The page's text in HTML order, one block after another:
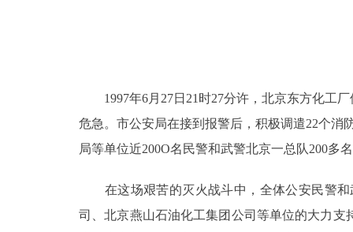
决策公开
政务服务
个人服务
1997年6月27日21时27分许，北京东方化工厂
危急。市公安局在接到报警后，积极调遣22个消
局等单位近200O名民警和武警北京一总队200多
在这场艰苦的灭火战斗中，全体公安民警和
司、北京燕山石油化工集团公司等单位的大力